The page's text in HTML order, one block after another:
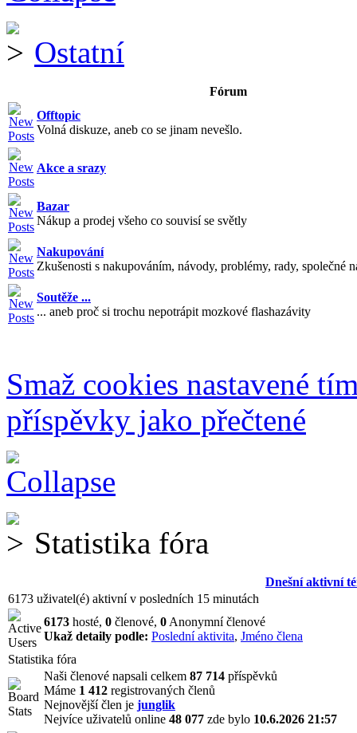
Ostatní
Fórum
Offtopic
Volná diskuze, aneb co se jinam nevešlo.
Akce a srazy
Bazar
Nákup a prodej všeho co souvisí se světly
Nakupování
Zkušenosti s nakupováním, návody, problémy, rady, společné
Soutěže ...
... aneb proč si trochu nepotrápit mozkové flashazávity
Smaž cookies nastavené
příspěvky jako přečtené
Statistika fóra
Dnešní aktivní
6173 uživatel(é) aktivní v posledních 15 minutách
6173 hosté, 0 členové, 0 Anonymní členové
Ukaž detaily podle: Poslední aktivita, Jméno člena
Statistika fóra
Naši členové napsali celkem 87 714 příspěvků
Máme 1 412 registrovaných členů
Nejnovější člen je junglik
Nejvíce uživatelů online 48 077 zde bylo 10.6.2026 21:57